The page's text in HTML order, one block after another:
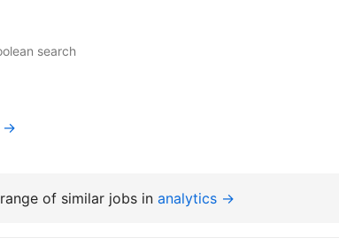
search
→
of similar jobs in analytics →